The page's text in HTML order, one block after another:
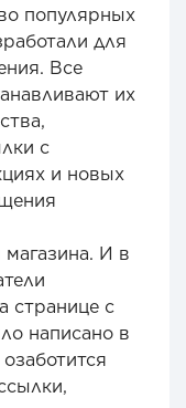
популярных
для
Все
их
с
и новых
И в
странице с
написано в